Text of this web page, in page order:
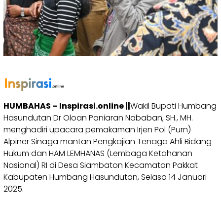
HUMBAHAS – Inspirasi.online ||Wakil Bupati Humbang
Hasundutan Dr Oloan Paniaran Nababan, SH., MH.
menghadiri upacara pemakaman Irjen Pol (Purn)
Alpiner Sinaga mantan Pengkajian Tenaga Ahli Bidang
Hukum dan HAM LEMHANAS (Lembaga Ketahanan
Nasional) RI di Desa Siambaton Kecamatan Pakkat
Kabupaten Humbang Hasundutan, Selasa 14 Januari
2025.